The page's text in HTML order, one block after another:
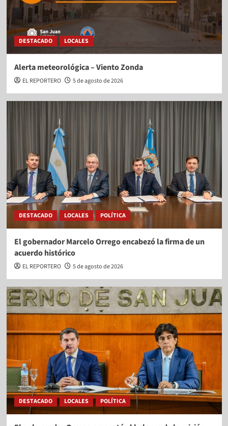
DESTACADO LOCALES
Alerta meteorológica – Viento Zonda
EL REPORTERO 5 de agosto de 2026
DESTACADO LOCALES POLÍTICA
El gobernador Marcelo Orrego encabezó la firma de un
acuerdo histórico
EL REPORTERO 5 de agosto de 2026
DESTACADO LOCALES POLÍTICA